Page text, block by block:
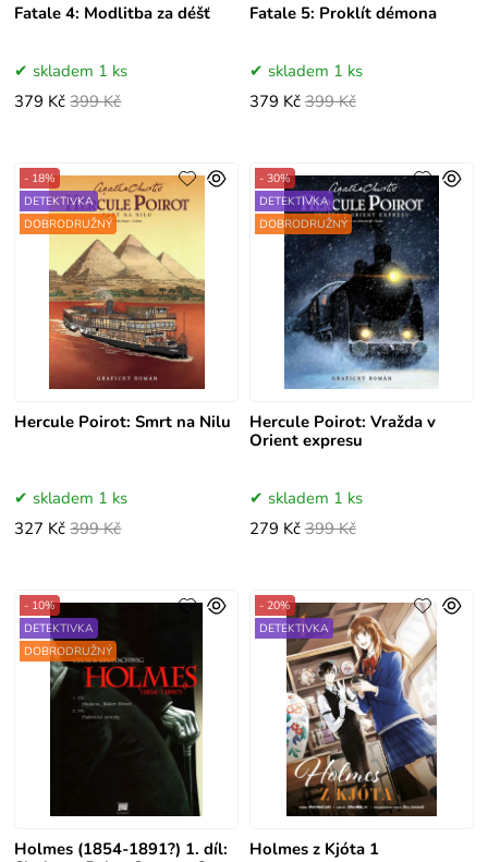
Fatale 4: Modlitba za déšť
skladem 1 ks
379 Kč 399 Kč
Fatale 5: Proklít démona
skladem 1 ks
379 Kč 399 Kč
Hercule Poirot: Smrt na Nilu
- 18%
DETEKTIVKA
DOBRODRUŽNÝ
skladem 1 ks
327 Kč 399 Kč
Hercule Poirot: Vražda v
Orient expresu
- 30%
DETEKTIVKA
DOBRODRUŽNÝ
skladem 1 ks
279 Kč 399 Kč
Holmes (1854-1891?) 1. díl:
- 10%
DETEKTIVKA
DOBRODRUŽNÝ
Holmes z Kjóta 1
- 20%
DETEKTIVKA